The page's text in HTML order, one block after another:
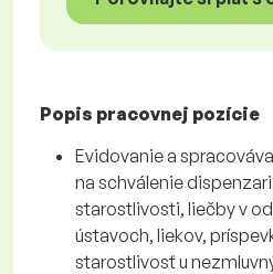
Popis pracovnej pozície
Evidovanie a
na schválenie
starostlivosti, liečby v
ústavoch, liekov,
starostlivosť u